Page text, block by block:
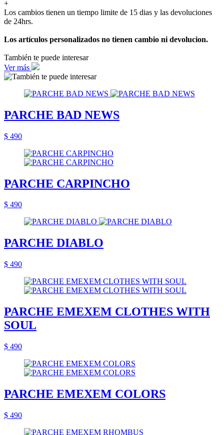
+
Los cambios tienen un tiempo limite de 15 dias y las devoluciones
de 24hrs.
Los artículos personalizados no tienen cambio ni devolucion.
También te puede interesar
Ver más
PARCHE BAD NEWS
$ 490
PARCHE CARPINCHO
$ 490
PARCHE DIABLO
$ 490
PARCHE EMEXEM CLOTHES WITH
SOUL
$ 490
PARCHE EMEXEM COLORS
$ 490